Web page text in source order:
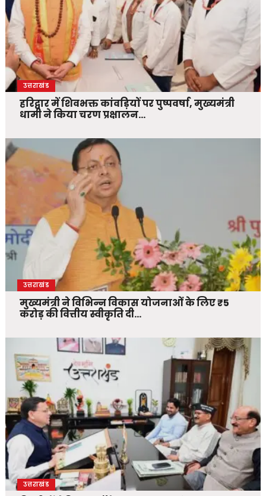
उत्तराखंड
हरिद्वार में शिवभक्त कांवड़ियों पर पुष्पवर्षा, मुख्यमंत्री
धामी ने किया चरण प्रक्षालन…
उत्तराखंड
मुख्यमंत्री ने विभिन्न विकास योजनाओं के लिए ₹5
करोड़ की वित्तीय स्वीकृति दी…
उत्तराखंड